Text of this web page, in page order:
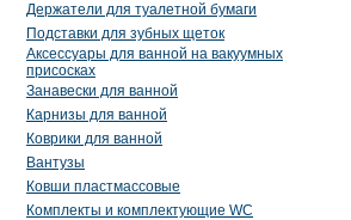
Держатели для туалетной бумаги
Подставки для зубных щеток
Аксессуары для ванной на вакуумных
присосках
Занавески для ванной
Карнизы для ванной
Коврики для ванной
Вантузы
Ковши пластмассовые
Комплекты и комплектующие WC